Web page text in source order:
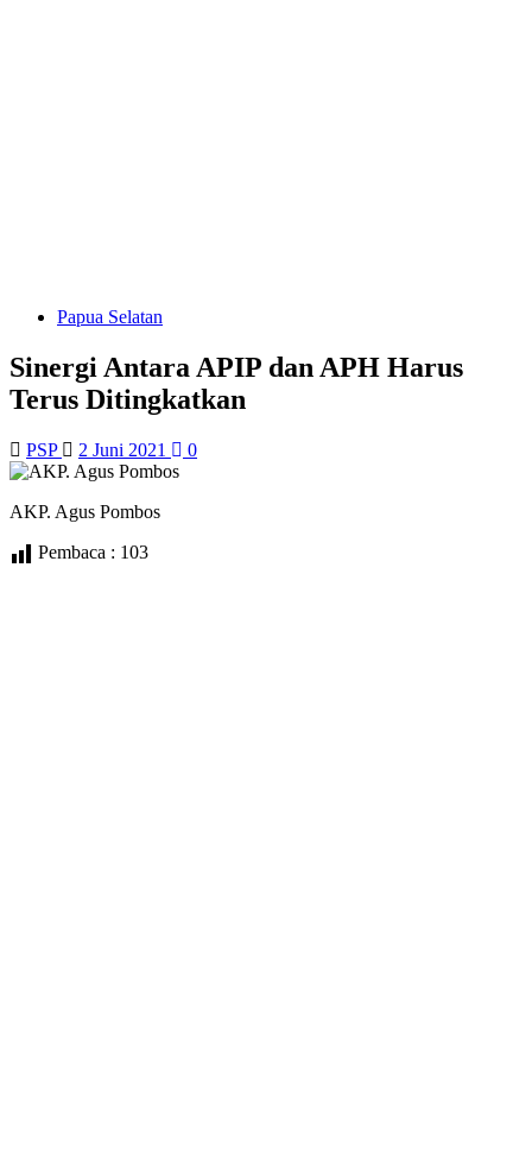
Papua Selatan
Sinergi Antara APIP dan APH Harus
Terus Ditingkatkan
PSP 2 Juni 2021 0
AKP. Agus Pombos
Pembaca : 103